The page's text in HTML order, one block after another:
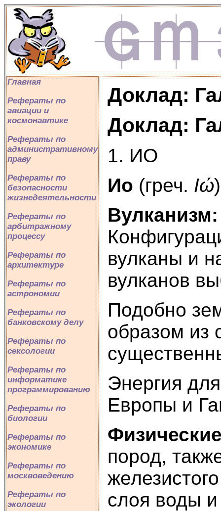
Главная
Рефераты по
авиации и
космонавтике
Рефераты по
административному
праву
Рефераты по
безопасности
жизнедеятельности
Рефераты по
арбитражному
процессу
Рефераты по
архитектуре
Рефераты по
астрономии
Рефераты по
банковскому делу
Рефераты по
сексологии
Рефераты по
информатике
программированию
Рефераты по
биологии
Рефераты по
экономике
Рефераты по
москвоведению
Рефераты по
экологии
Доклад:
Доклад:
1. ИО
Ио (греч. Ιώ
Вулканизм:
вулканы и
вулканов
Подобно
образом из
Энергия
Европы и
пород,
слоя воды